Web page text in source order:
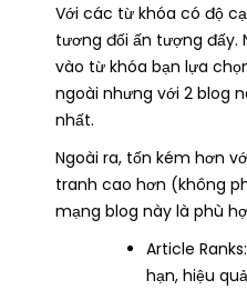
Với các từ khóa có độ
tương đối ấn tượng đấy.
vào từ khóa bạn lựa
ngoài nhưng với 2 blog
nhất.
Ngoài ra, tốn kém hơn
tranh cao hơn (không
mạng blog này là phù
Article
hạn, hiệu